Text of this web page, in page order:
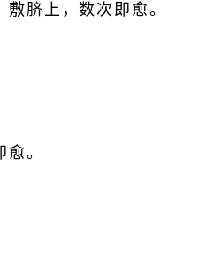
脐上，数次即愈。
。